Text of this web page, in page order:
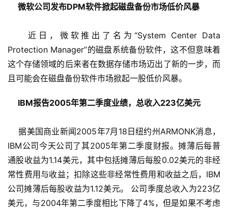
微软公司发布DPM软件掀起磁盘备份市场低价风暴
近日，微软推出了名为“System Center Data
Protection Manager”的磁盘系统备份软件，这不但意味着
这个存储领域的后来者在数据存储市场迈出了新的一步，而
且可能会在磁盘备份软件市场掀起一股低价风暴。
IBM报告2005年第二季度业绩，总收入223亿美元
据美国商业新闻2005年7月18日纽约州ARMONK消息，
IBM公司今天公司了其2005年第二季度财报。摊薄后每普
通股收益为1.14美元，其中包括摊薄后每股0.02美元的非经
常性费用与收益；扣除这些非经常性费用和收益之后，IBM
公司摊薄后每股收益为1.12美元。 公司季度总收入为223亿
美元，与2004年第二季度相比下降了4%，但是如果不考虑